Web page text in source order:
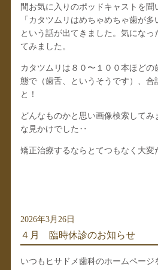
間お気に入りのポッドキャストを聞
「カタツムリはめちゃめちゃ歯が多
という話が出てきました。気にな
てみました。
カタツムリは８０〜１００本ほどの
態で（歯舌、というそうです）、合
と！
どんなものかと思い画像検索してみ
な見かけでした‥
矯正治療するならとてつもなく大変
2026年3月26日
４月 臨時休診のお知らせ
いつもヒサドメ歯科のホームページ